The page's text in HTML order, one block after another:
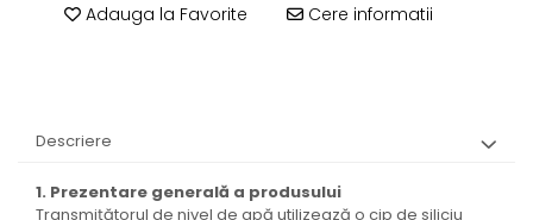
Adauga la Favorite Cere informatii
Descriere
1. Prezentare generală a produsului
Transmițătorul de nivel de apă utilizează o cip de siliciu